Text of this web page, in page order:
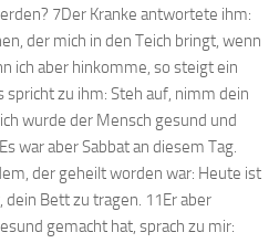
7Der Kranke antwortete ihm:
der mich in den Teich bringt, wenn
ich aber hinkomme, so steigt ein
spricht zu ihm: Steh auf, nimm dein
wurde der Mensch gesund und
war aber Sabbat an diesem Tag.
der geheilt worden war: Heute ist
dein Bett zu tragen. 11Er aber
gemacht hat, sprach zu mir: